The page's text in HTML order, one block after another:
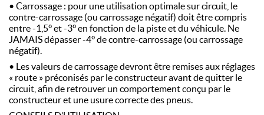
• Carrossage : pour une utilisation optimale sur circuit, le
contre-carrossage (ou carrossage négatif) doit être compris
entre -1,5° et -3° en fonction de la piste et du véhicule. Ne
JAMAIS dépasser -4° de contre-carrossage (ou carrossage
négatif).
• Les valeurs de carrossage devront être remises aux réglages
« route » préconisés par le constructeur avant de quitter le
circuit, afin de retrouver un comportement conçu par le
constructeur et une usure correcte des pneus.